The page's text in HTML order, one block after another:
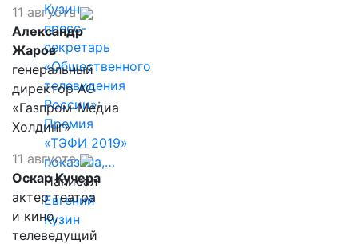
Кузин,
пресс-
секретарь
«Общественного
телевидения
России»:
Премия
«ТЭФИ 2019»
показала,…
Написал
Евгений
Кузин
11 августа
Александр
Жаров
генеральный
директор АО
«Газпром-Медиа
Холдинг»
11 августа
Оскар Кучера
актер театра
и кино,
телеведущий